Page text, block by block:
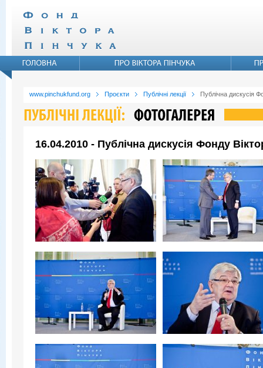
www.pinchukfund.org Проєкти Публічні лекції Публічна дискусія
16.04.2010 - Публічна дискусія Фонду